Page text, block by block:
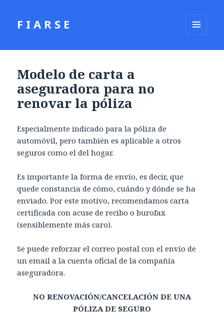
F I A R S E
Modelo de carta a
aseguradora para no
renovar la póliza
Especialmente indicado para la póliza de
automóvil, pero también es aplicable a otros
seguros como el del hogar.
Es importante la forma de envío, es decir, que
quede constancia de cómo, cuándo y dónde se ha
enviado. Por este motivo, recomendamos carta
certificada con acuse de recibo o burofax
(sensiblemente más caro).
Se puede reforzar el correo postal con el envío de
un email a la cuenta oficial de la compañía
aseguradora.
NO RENOVACIÓN/CANCELACIÓN DE UNA
PÓLIZA DE SEGURO